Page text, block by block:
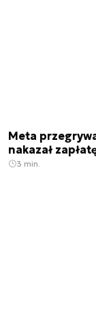
Meta
nakazał
3 min.